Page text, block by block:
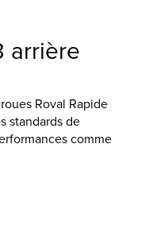
arrière
Roval Rapide
standards de
comme